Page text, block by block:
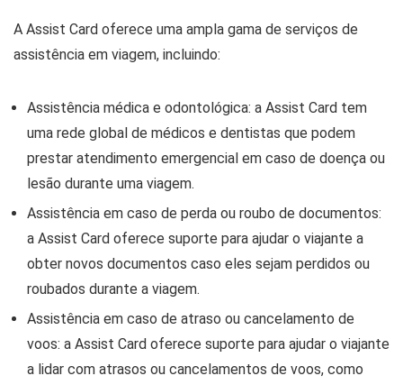
A Assist Card oferece uma ampla gama de serviços de
assistência em viagem, incluindo:
Assistência médica e odontológica: a Assist Card tem
uma rede global de médicos e dentistas que podem
prestar atendimento emergencial em caso de doença ou
lesão durante uma viagem.
Assistência em caso de perda ou roubo de documentos:
a Assist Card oferece suporte para ajudar o viajante a
obter novos documentos caso eles sejam perdidos ou
roubados durante a viagem.
Assistência em caso de atraso ou cancelamento de
voos: a Assist Card oferece suporte para ajudar o viajante
a lidar com atrasos ou cancelamentos de voos, como